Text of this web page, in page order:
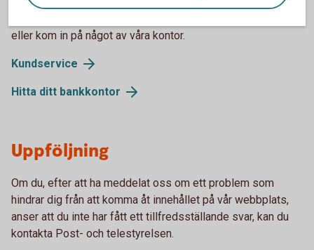
eller kom in på något av våra kontor.
Kundservice
Hitta ditt bankkontor
Uppföljning
Om du, efter att ha meddelat oss om ett problem som
hindrar dig från att komma åt innehållet på vår webbplats,
anser att du inte har fått ett tillfredsställande svar, kan du
kontakta Post- och telestyrelsen.